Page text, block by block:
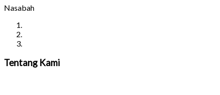
Nasabah
Tentang Kami